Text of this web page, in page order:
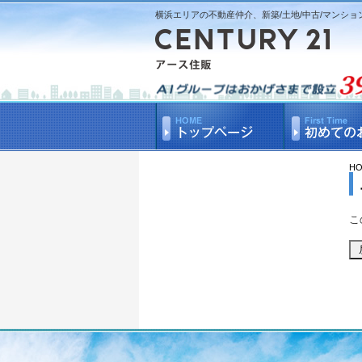
横浜エリアの不動産仲介、新築/土地/中古/マンシ